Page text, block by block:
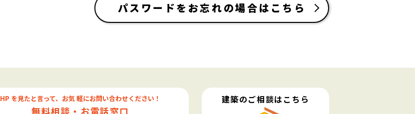
パスワードをお忘れの場合はこちら
HP を見たと言って、お気 軽にお問い合わせください！
無料相談・お電話窓口
建築のご相談はこちら